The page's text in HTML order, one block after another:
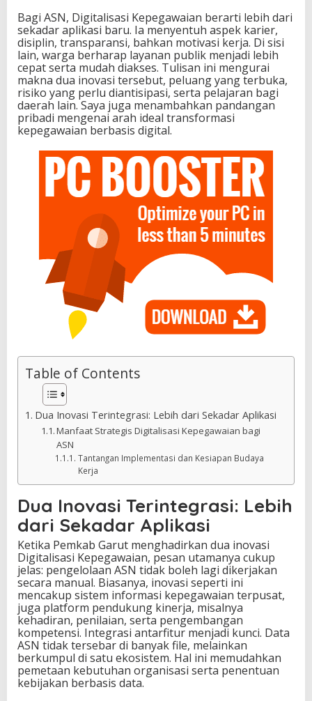
Bagi ASN, Digitalisasi Kepegawaian berarti lebih dari
sekadar aplikasi baru. Ia menyentuh aspek karier,
disiplin, transparansi, bahkan motivasi kerja. Di sisi
lain, warga berharap layanan publik menjadi lebih
cepat serta mudah diakses. Tulisan ini mengurai
makna dua inovasi tersebut, peluang yang terbuka,
risiko yang perlu diantisipasi, serta pelajaran bagi
daerah lain. Saya juga menambahkan pandangan
pribadi mengenai arah ideal transformasi
kepegawaian berbasis digital.
Table of Contents
Dua Inovasi Terintegrasi: Lebih dari Sekadar Aplikasi
Manfaat Strategis Digitalisasi Kepegawaian bagi
ASN
Tantangan Implementasi dan Kesiapan Budaya
Kerja
Dua Inovasi Terintegrasi: Lebih
dari Sekadar Aplikasi
Ketika Pemkab Garut menghadirkan dua inovasi
Digitalisasi Kepegawaian, pesan utamanya cukup
jelas: pengelolaan ASN tidak boleh lagi dikerjakan
secara manual. Biasanya, inovasi seperti ini
mencakup sistem informasi kepegawaian terpusat,
juga platform pendukung kinerja, misalnya
kehadiran, penilaian, serta pengembangan
kompetensi. Integrasi antarfitur menjadi kunci. Data
ASN tidak tersebar di banyak file, melainkan
berkumpul di satu ekosistem. Hal ini memudahkan
pemetaan kebutuhan organisasi serta penentuan
kebijakan berbasis data.